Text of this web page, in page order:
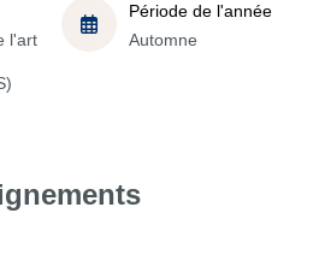
l'art
Période de l'année
Automne